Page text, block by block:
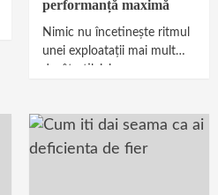
performanță maximă
Nimic nu încetinește ritmul
unei exploatații mai mult